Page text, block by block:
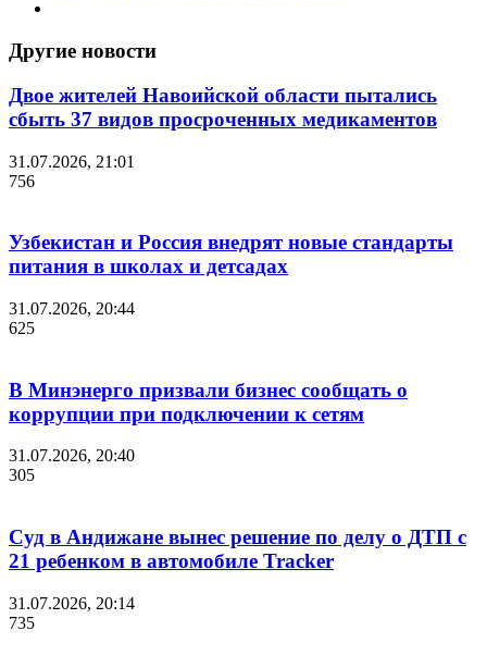
Другие новости
Двое жителей Навоийской области пытались
сбыть 37 видов просроченных медикаментов
31.07.2026, 21:01
756
Узбекистан и Россия внедрят новые стандарты
питания в школах и детсадах
31.07.2026, 20:44
625
В Минэнерго призвали бизнес сообщать о
коррупции при подключении к сетям
31.07.2026, 20:40
305
Суд в Андижане вынес решение по делу о ДТП с
21 ребенком в автомобиле Tracker
31.07.2026, 20:14
735